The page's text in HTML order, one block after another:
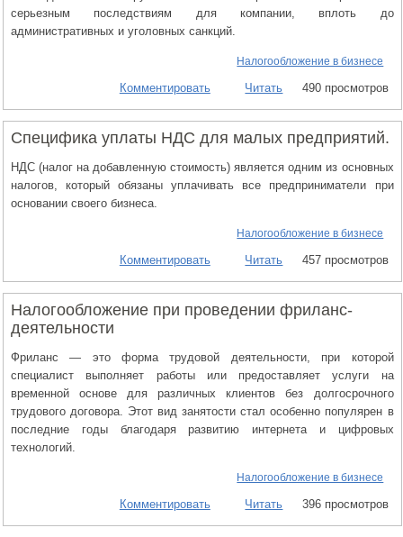
серьезным последствиям для компании, вплоть до
административных и уголовных санкций.
Налогообложение в бизнесе
Комментировать Читать 490 просмотров
Специфика уплаты НДС для малых предприятий.
НДС (налог на добавленную стоимость) является одним из основных
налогов, который обязаны уплачивать все предприниматели при
основании своего бизнеса.
Налогообложение в бизнесе
Комментировать Читать 457 просмотров
Налогообложение при проведении фриланс-
деятельности
Фриланс — это форма трудовой деятельности, при которой
специалист выполняет работы или предоставляет услуги на
временной основе для различных клиентов без долгосрочного
трудового договора. Этот вид занятости стал особенно популярен в
последние годы благодаря развитию интернета и цифровых
технологий.
Налогообложение в бизнесе
Комментировать Читать 396 просмотров